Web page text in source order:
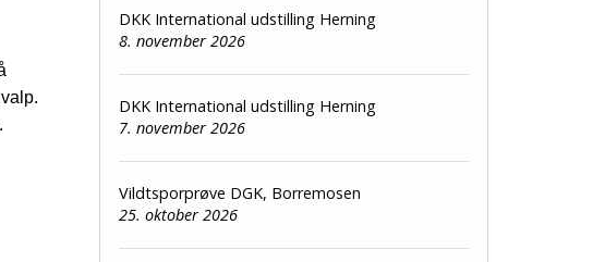
DKK International udstilling Herning
8. november 2026
DKK International udstilling Herning
7. november 2026
Vildtsporprøve DGK, Borremosen
25. oktober 2026